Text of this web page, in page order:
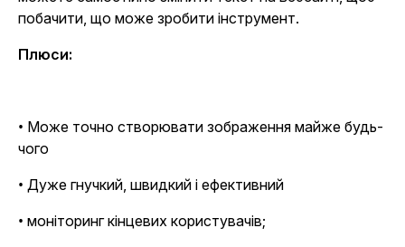
побачити, що може зробити інструмент.
Плюси:
• Може точно створювати зображення майже будь-
чого
• Дуже гнучкий, швидкий і ефективний
• моніторинг кінцевих користувачів;